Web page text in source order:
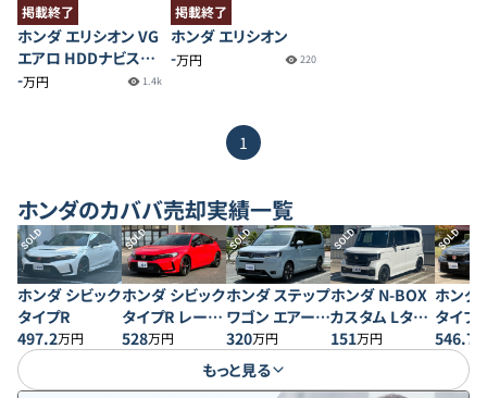
掲載終了
ホンダ エリシオン VG
エアロ HDDナビスペ
シャルパッケージ
-万円 1.4k
掲載終了
ホンダ エリシオン
-万円 220
1
ホンダのカババ売却実績一覧
SOLD
ホンダ シビック
タイプR
497.2万円
SOLD
ホンダ シビック
タイプR レーシ
ングブラックパ
528万円
SOLD
ホンダ ステップ
ワゴン エアー
EX 4WD
320万円
SOLD
ホンダ N-BOX
カスタム Lター
ボ スタイル＋
151万円
SOLD
ホンダ
タイプ
ングブ
ッケー
546.7
もっと見る